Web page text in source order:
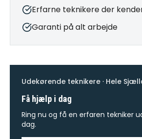
Erfarne teknikere der
Garanti på alt arbejde
Udekørende teknikere · Hele
Få hjælp i dag
Ring nu og få en erfaren tekniker
dag.